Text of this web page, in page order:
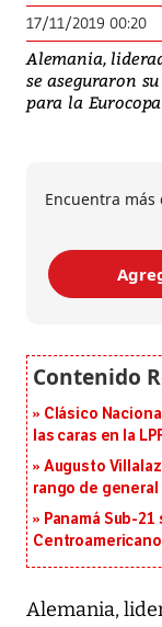
17/11/2019 00:20
Alemania,
se aseguraron
para la
Encuentra
Clásico
las caras en la
Augusto
rango de
Panamá Sub-
Alemania,